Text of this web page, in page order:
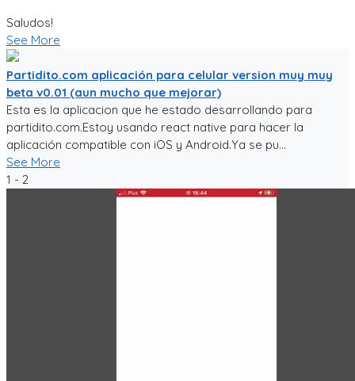
Saludos!
See More
Partidito.com aplicación para celular version muy muy
beta v0.01 (aun mucho que mejorar)
Esta es la aplicacion que he estado desarrollando para
partidito.com.Estoy usando react native para hacer la
aplicación compatible con iOS y Android.Ya se pu...
See More
1 - 2